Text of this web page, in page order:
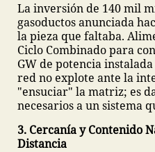
La inversión de 140 mil
gasoductos anunciada
la pieza que faltaba.
Ciclo Combinado para
GW de potencia
red no explote ante la
"ensuciar" la matriz; es
necesarios a un sistema
3. Cercanía y Contenido
Distancia